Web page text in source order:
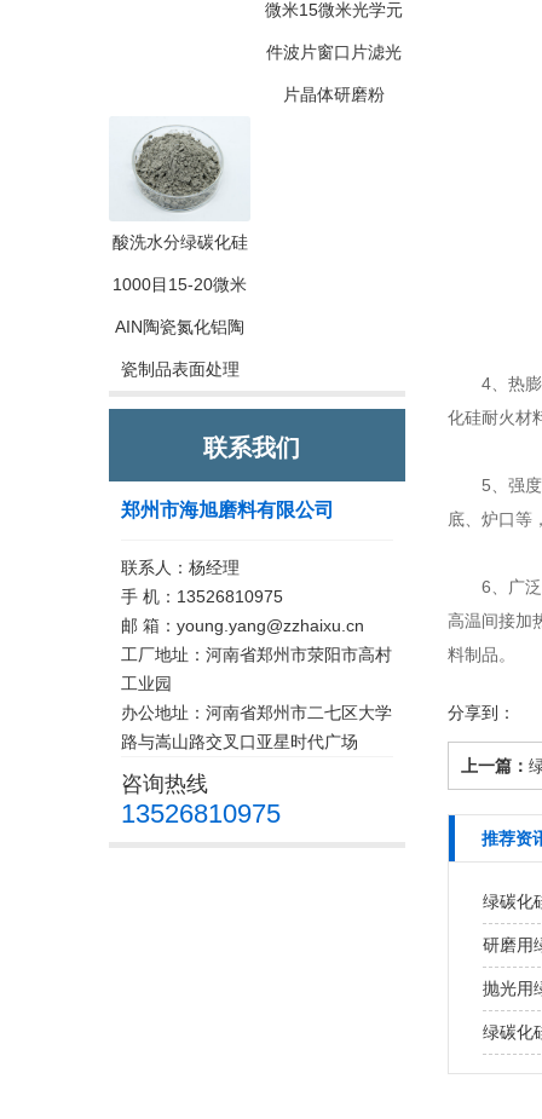
微米15微米光学元
件波片窗口片滤光
片晶体研磨粉
酸洗水分绿碳化硅
1000目15-20微米
AIN陶瓷氮化铝陶
瓷制品表面处理
联系我们
郑州市海旭磨料有限公司
联系人：杨经理
手 机：13526810975
邮 箱：young.yang@zzhaixu.cn
工厂地址：河南省郑州市荥阳市高村
工业园
办公地址：河南省郑州市二七区大学
路与嵩山路交叉口亚星时代广场
咨询热线
13526810975
4、热膨胀
化硅耐火材
5、强度
底、炉口等
6、广泛的
高温间接加
料制品。
分享到：
上一篇：
推荐资
绿碳化
研磨用
抛光用
绿碳化